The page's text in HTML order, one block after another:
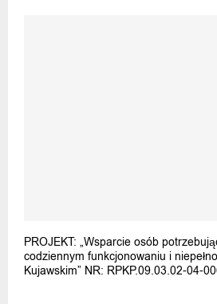
PROJEKT: „Wsparcie osób
codziennym funkcjonowaniu i
Kujawskim” NR: RPKP.09.03.02-04-